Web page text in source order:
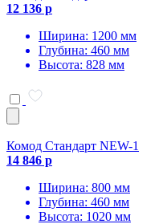
12 136 р
Ширина: 1200 мм
Глубина: 460 мм
Высота: 828 мм
Комод Стандарт NEW-1
14 846 р
Ширина: 800 мм
Глубина: 460 мм
Высота: 1020 мм